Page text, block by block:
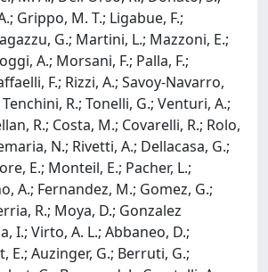
Grippo, M. T.; Ligabue, F.;
G.; Martini, L.; Mazzoni, E.;
A.; Morsani, F.; Palla, F.;
F.; Rizzi, A.; Savoy-Navarro,
R.; Tonelli, G.; Venturi, A.;
R.; Costa, M.; Covarelli, R.; Rolo,
N.; Rivetti, A.; Dellacasa, G.;
E.; Monteil, E.; Pacher, L.;
A.; Fernandez, M.; Gomez, G.;
R.; Moya, D.; Gonzalez
I.; Virto, A. L.; Abbaneo, D.;
E.; Auzinger, G.; Berruti, G.;